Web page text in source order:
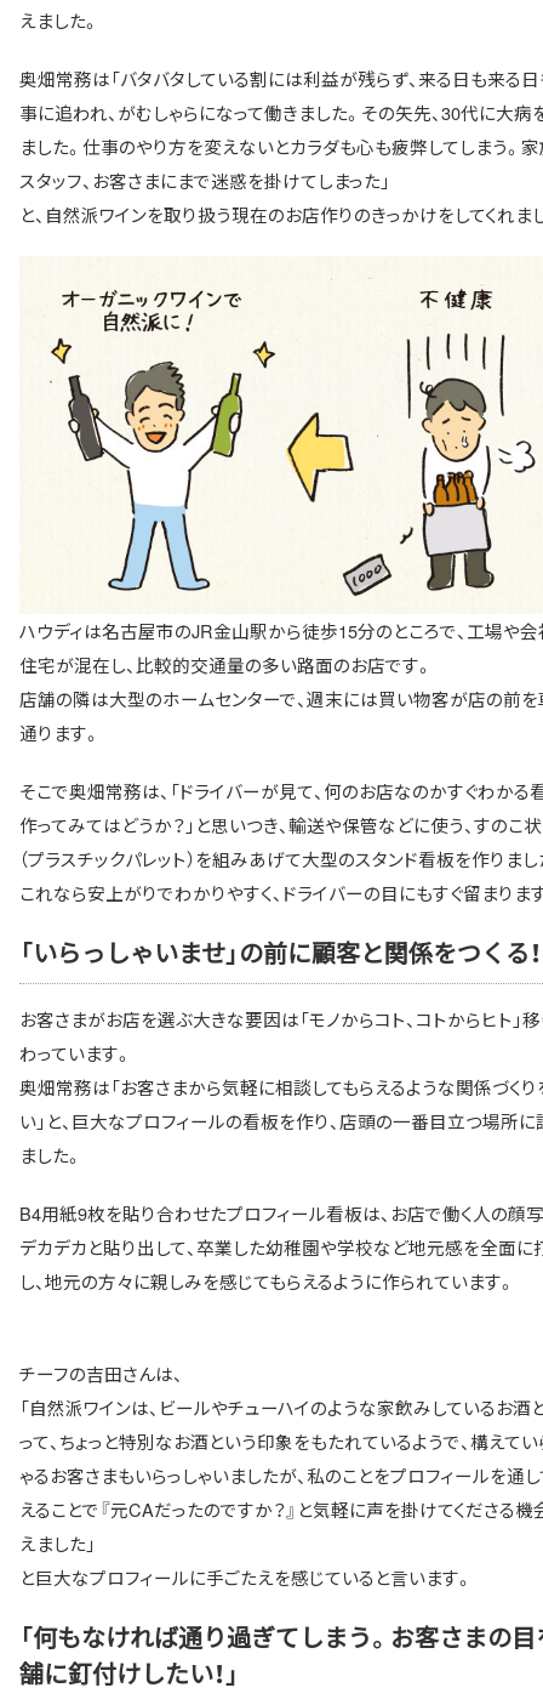
えました。
奥畑常務は「バタバタしている割には利益が残らず、来る日も来る
事に追われ、がむしゃらになって働きました。その矢先、30代に大病
ました。仕事のやり方を変えないとカラダも心も疲弊してしまう。
スタッフ、お客さまにまで迷惑を掛けてしまった」
と、自然派ワインを取り扱う現在のお店作りのきっかけをしてくれま
ハウディは名古屋市のJR金山駅から徒歩15分のところで、工場や
住宅が混在し、比較的交通量の多い路面のお店です。
店舗の隣は大型のホームセンターで、週末には買い物客が店の前
通ります。
そこで奥畑常務は、「ドライバーが見て、何のお店なのかすぐわかる
作ってみてはどうか？」と思いつき、輸送や保管などに使う、すのこ
（プラスチックパレット）を組みあげて大型のスタンド看板を作りまし
これなら安上がりでわかりやすく、ドライバーの目にもすぐ留まりま
「いらっしゃいませ」の前に顧客と関係をつくる！
お客さまがお店を選ぶ大きな要因は「モノからコト、コトからヒト」
わっています。
奥畑常務は「お客さまから気軽に相談してもらえるような関係づくり
い」と、巨大なプロフィールの看板を作り、店頭の一番目立つ場所
ました。
B4用紙9枚を貼り合わせたプロフィール看板は、お店で働く人の顔
デカデカと貼り出して、卒業した幼稚園や学校など地元感を全面に
し、地元の方々に親しみを感じてもらえるように作られています。
チーフの吉田さんは、
「自然派ワインは、ビールやチューハイのような家飲みしているお酒
って、ちょっと特別なお酒という印象をもたれているようで、構えてい
ゃるお客さまもいらっしゃいましたが、私のことをプロフィールを通
えることで『元CAだったのですか？』と気軽に声を掛けてくださる
えました」
と巨大なプロフィールに手ごたえを感じていると言います。
「何もなければ通り過ぎてしまう。お客さまの
舗に釘付けしたい！」